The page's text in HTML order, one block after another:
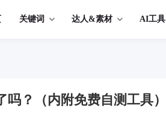
关键词 达人&素材 AI工具
？（内附免费自测工具）